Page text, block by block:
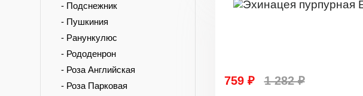
- Подснежник
- Пушкиния
- Ранункулюс
- Рододенрон
- Роза Английская
- Роза Парковая
759 ₽ 1 282 ₽